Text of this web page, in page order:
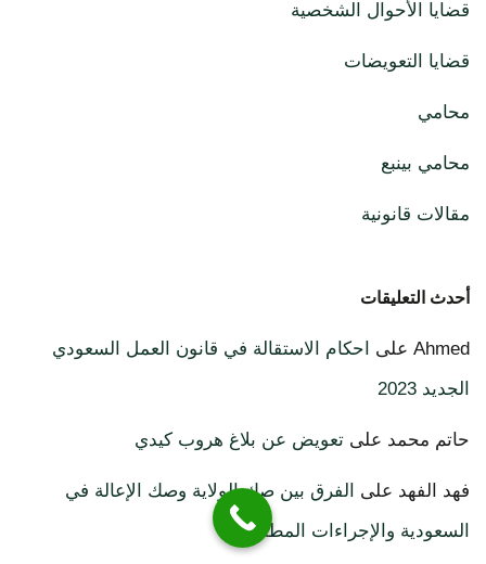
قضايا الأحوال الشخصية
قضايا التعويضات
محامي
محامي بينبع
مقالات قانونية
أحدث التعليقات
Ahmed على
احكام الاستقالة في قانون العمل السعودي
الجديد 2023
حاتم محمد على تعويض عن بلاغ هروب كيدي
فهد الفهد على
الفرق بين صك الولاية وصك الإعالة في
السعودية والإجراءات المطلوبة